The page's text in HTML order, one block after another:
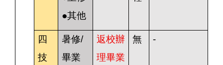
●其他
四
技
暑修/
畢業
返校辦
理畢業
無 -